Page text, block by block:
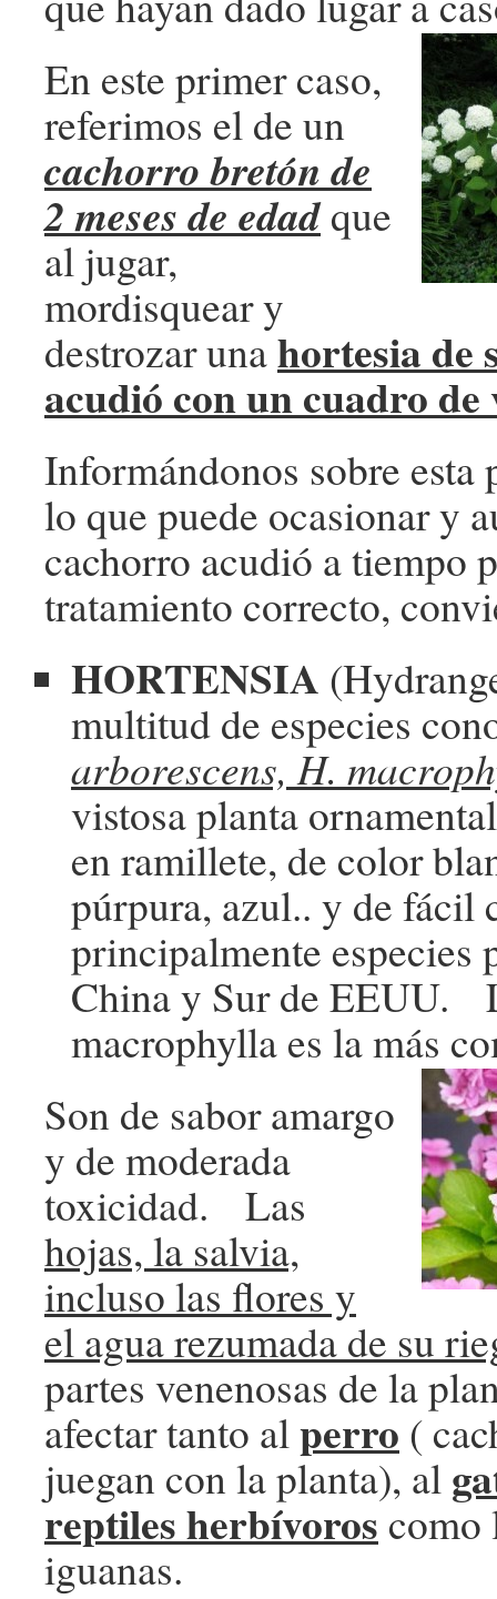
En este primer caso,
referimos el de un
cachorro bretón de
2 meses de edadque
al jugar,
mordisquear y
destrozar unahortesia de
acudió con un cuadro
Informándonos sobre esta
lo que puede ocasionar y
cachorro acudió a tiempo
tratamiento correcto,
HORTENSIA
multitud de especies
arborescens, H.
vistosa planta
en ramillete, de color
púrpura, azul.. y de fácil
principalmente especies
China y Sur de EEUU.
macrophylla es la más
Son de sabor amargo
y de moderada
toxicidad. Las
hojas, la salvia,
incluso las flores y
el agua rezumada de su
partes venenosas de la
afectar tanto alperro (
juegan con la planta), al
reptiles herbívoros como
iguanas.